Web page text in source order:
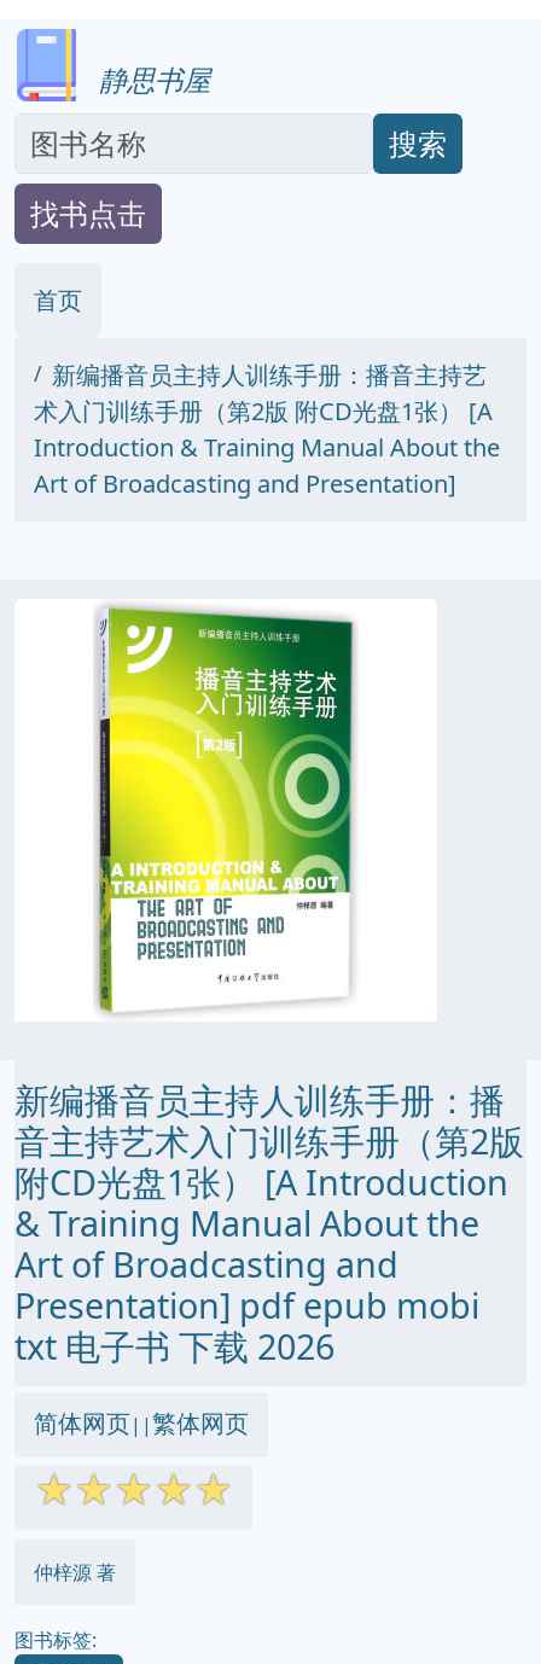
静思书屋
搜索
找书点击
首页
新编播音员主持人训练手册：播音主持艺
术入门训练手册（第2版 附CD光盘1张） [A
Introduction & Training Manual About the
Art of Broadcasting and Presentation]
新编播音员主持人训练手册：播
音主持艺术入门训练手册（第2版
附CD光盘1张） [A Introduction
& Training Manual About the
Art of Broadcasting and
Presentation] pdf epub mobi
txt 电子书 下载 2026
简体网页||繁体网页
☆☆☆☆☆
仲梓源 著
图书标签: